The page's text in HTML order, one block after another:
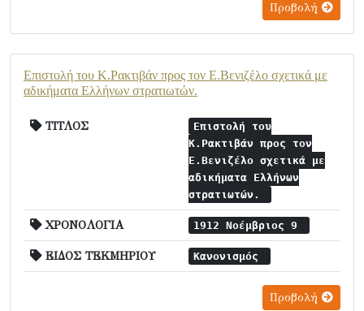
Προβολή
Επιστολή του Κ.Ρακτιβάν προς τον Ε.Βενιζέλο σχετικά με
αδικήματα Ελλήνων στρατιωτών.
ΤΙΤΛΟΣ
Επιστολή του
Κ.Ρακτιβάν προς τον
Ε.Βενιζέλο σχετικά με
αδικήματα Ελλήνων
στρατιωτών.
ΧΡΟΝΟΛΟΓΙΑ 1912 Νοέμβριος 9
ΕΙΔΟΣ ΤΕΚΜΗΡΙΟΥ Κανονισμός
Προβολή